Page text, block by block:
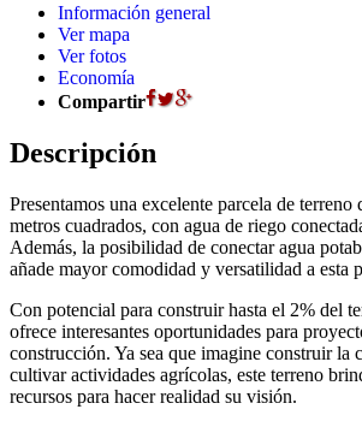
Información general
Ver mapa
Ver fotos
Economía
Compartir
Descripción
Presentamos una excelente parcela de terreno
metros cuadrados, con agua de riego
Además, la posibilidad de conectar agua
añade mayor comodidad y versatilidad a esta
Con potencial para construir hasta el 2% del
ofrece interesantes oportunidades para
construcción. Ya sea que imagine construir la
cultivar actividades agrícolas, este terreno
recursos para hacer realidad su visión.